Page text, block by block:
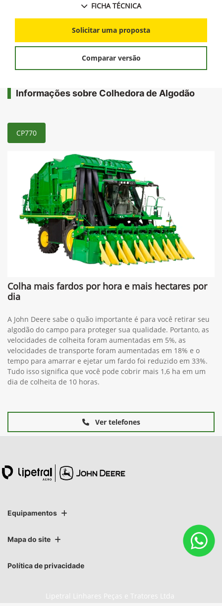
FICHA TÉCNICA
Solicitar uma proposta
Comparar versão
Informações sobre Colhedora de Algodão
CP770
Colha mais fardos por hora e mais hectares por
dia
A John Deere sabe o quão importante é para você retirar seu
algodão do campo para proteger sua qualidade. Portanto, as
velocidades de colheita foram aumentadas em 5%, as
velocidades de transporte foram aumentadas em 18% e o
tempo para amarrar e ejetar um fardo foi reduzido em 33%.
Tudo isso significa que você pode cobrir mais 1,6 ha em um
dia de colheita de 10 horas.
Ver telefones
Equipamentos
Mapa do site
Política de privacidade
Lipetral Linhares Peças e Tratores Ltda